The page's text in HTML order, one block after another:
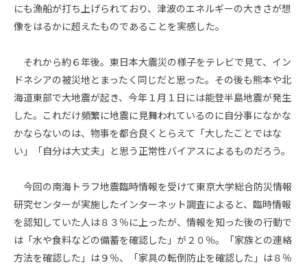
にも漁船が打ち上げられており、津波のエネルギーの大きさが想
像をはるかに超えたものであることを実感した。
それから約６年後。東日本大震災の様子をテレビで見て、イン
ドネシアの被災地とまったく同じだと思った。その後も熊本や北
海道東部で大地震が起き、今年１月１日には能登半島地震が発生
した。これだけ頻繁に地震に見舞われているのに自分事になかな
かならないのは、物事を都合良くとらえて「大したことではな
い」「自分は大丈夫」と思う正常性バイアスによるものだろう。
今回の南海トラフ地震臨時情報を受けて東京大学総合防災情報
研究センターが実施したインターネット調査によると、臨時情報
を認知していた人は８３％に上ったが、情報を知った後の行動で
は「水や食料などの備蓄を確認した」が２０％。「家族との連絡
方法を確認した」は９％、「家具の転倒防止を確認した」は８％